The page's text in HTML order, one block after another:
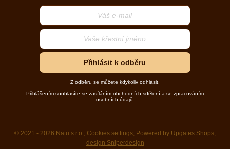
Přihlásit k odběru
Z odběru se můžete kdykoliv odhlásit.
Přihlášením souhlasíte se zasíláním obchodních sdělení a se zpracováním
osobních údajů.
© 2021 - 2026 Natu s.r.o., Cookies settings, Powered by Upgates Shops,
design Sniperdesign